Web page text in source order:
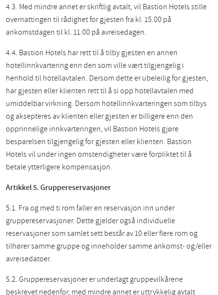
4.3. Med mindre annet er skriftlig avtalt, vil Bastion Hotels stille
overnattingen til rådighet for gjesten fra kl. 15.00 på
ankomstdagen til kl. 11.00 på avreisedagen.
4.4. Bastion Hotels har rett til å tilby gjesten en annen
hotellinnkvartering enn den som ville vært tilgjengelig i
henhold til hotellavtalen. Dersom dette er ubeleilig for gjesten,
har gjesten eller klienten rett til å si opp hotellavtalen med
umiddelbar virkning. Dersom hotellinnkvarteringen som tilbys
og aksepteres av klienten eller gjesten er billigere enn den
opprinnelige innkvarteringen, vil Bastion Hotels gjøre
besparelsen tilgjengelig for gjesten eller klienten. Bastion
Hotels vil under ingen omstendigheter være forpliktet til å
betale ytterligere kompensasjon.
Artikkel 5. Gruppereservasjoner
5.1. Fra og med ti rom faller en reservasjon inn under
gruppereservasjoner. Dette gjelder også individuelle
reservasjoner som samlet sett består av 10 eller flere rom og
tilhører samme gruppe og inneholder samme ankomst- og/eller
avreisedatoer.
5.2. Gruppereservasjoner er underlagt gruppevilkårene
beskrevet nedenfor, med mindre annet er uttrykkelig avtalt